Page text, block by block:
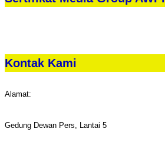
Kontak Kami
Alamat:
Gedung Dewan Pers, Lantai 5